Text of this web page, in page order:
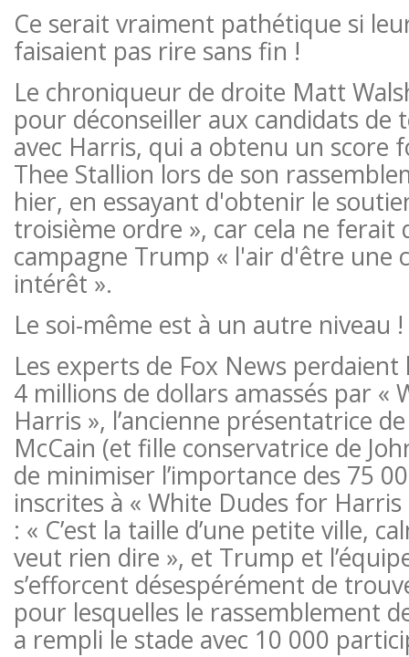
Ce serait vraiment pathétique si
faisaient pas rire sans fin !
Le chroniqueur de droite Matt
pour déconseiller aux candidats de
avec Harris, qui a obtenu un score
Thee Stallion lors de son
hier, en essayant d'obtenir le
troisième ordre », car cela ne ferait
campagne Trump « l'air d'être une
intérêt ».
Le soi-même est à un autre niveau !
Les experts de Fox News perdaient
4 millions de dollars amassés par «
Harris », l’ancienne présentatrice
McCain (et fille conservatrice de
de minimiser l’importance des 75
inscrites à « White Dudes for
: « C’est la taille d’une petite ville,
veut rien dire », et Trump et
s’efforcent désespérément de
pour lesquelles le rassemblement
a rempli le stade avec 10 000